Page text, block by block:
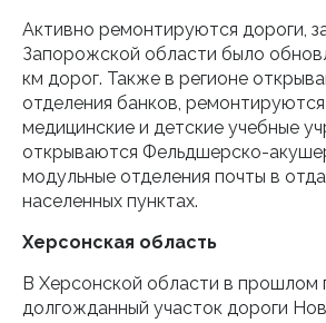
Активно ремонтируются дороги,
Запорожской области было
км дорог. Также в регионе
отделения банков,
медицинские и детские учебные
открываются Фельдшерско-
модульные отделения почты в
населенных пунктах.
Херсонская область
В Херсонской области в прошлом
долгожданный участок дороги